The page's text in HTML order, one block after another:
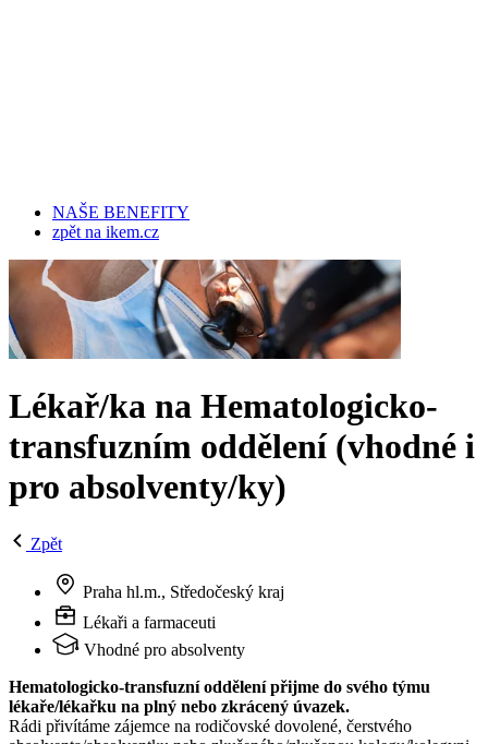
NAŠE BENEFITY
zpět na ikem.cz
Lékař/ka na Hematologicko-
transfuzním oddělení (vhodné i
pro absolventy/ky)
Zpět
Praha hl.m., Středočeský kraj
Lékaři a farmaceuti
Vhodné pro absolventy
Hematologicko-transfuzní oddělení přijme do svého týmu
lékaře/lékařku na plný nebo zkrácený úvazek.
Rádi přivítáme zájemce na rodičovské dovolené, čerstvého